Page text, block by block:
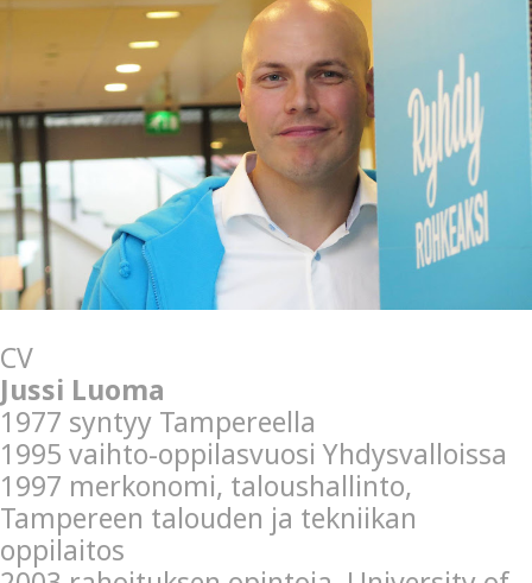
CV
Jussi Luoma
1977 syntyy Tampereella
1995 vaihto-oppilasvuosi Yhdysvalloissa
1997 merkonomi, taloushallinto,
Tampereen talouden ja tekniikan
oppilaitos